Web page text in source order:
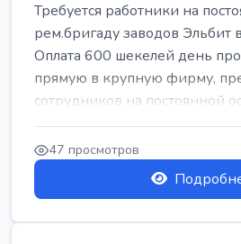
Требуется работники на
рем.бригаду заводов Эльбит
Оплата 600 шекелей день
прямую в крупную фирму,
сотрудников на постоянной
47 просмотров